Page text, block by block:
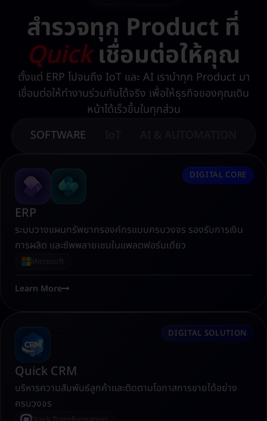
สำรวจทุก Product ที่
Quickเชื่อมต่อให้คุณ
ตั้งแต่ ERP ไปจนถึง IoT และ AI เรานำทุก Product มา
เชื่อมต่อให้ทำงานร่วมกันได้จริง เพื่อให้ธุรกิจของคุณเดิน
หน้าได้เร็วขึ้นในทุกส่วน
SOFTWARE
ERP
ระบบวางแผนทรัพยากรองค์กรแบบครบวงจร รองรับการเงิน
การผลิต และซัพพลายเชนในแพลตฟอร์มเดียว
Microsoft
Learn More
DIGITAL CORE
Quick CRM
บริหารความสัมพันธ์ลูกค้าและติดตามโอกาสการขายได้อย่าง
ครบวงจร
DIGITAL SOLUTION